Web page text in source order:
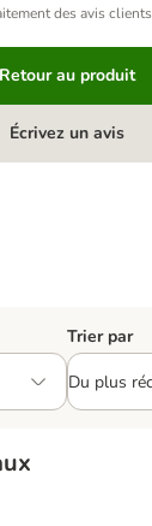
des avis clients
Retour au produit
Écrivez un avis
Trier par